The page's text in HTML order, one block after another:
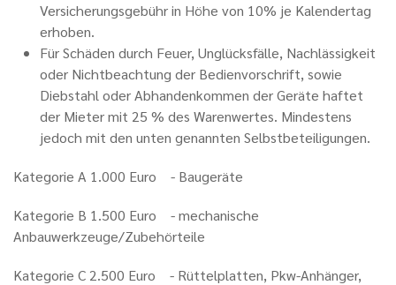
Versicherungsgebühr in Höhe von 10% je Kalendertag
erhoben.
Für Schäden durch Feuer, Unglücksfälle, Nachlässigkeit
oder Nichtbeachtung der Bedienvorschrift, sowie
Diebstahl oder Abhandenkommen der Geräte haftet
der Mieter mit 25 % des Warenwertes. Mindestens
jedoch mit den unten genannten Selbstbeteiligungen.
Kategorie A 1.000 Euro - Baugeräte
Kategorie B 1.500 Euro - mechanische
Anbauwerkzeuge/Zubehörteile
Kategorie C 2.500 Euro - Rüttelplatten, Pkw-Anhänger,